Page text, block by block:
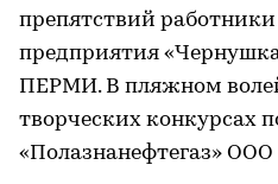
препятствий
предприятия
ПЕРМИ. В пляжном
творческих конкурсах
«Полазнанефтегаз»